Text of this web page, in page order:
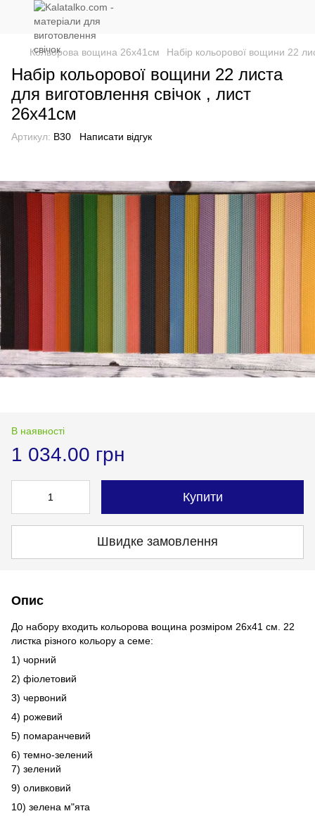
Кольорова вощина 26х41см Набір кольорової вощини 22
Набір кольорової вощини 22 листа
для виготовлення свічок , лист
26x41см
Артикул: В30 Написати відгук
В наявності
1 034.00 грн
Купити
Швидке замовлення
Опис
До набору входить кольорова вощина розміром 26х41 см. 22
листка різного кольору а семе:
1) чорний
2) фіолетовий
3) червоний
4) рожевий
5) помаранчевий
6) темно-зелений
7) зелений
9) оливковий
10) зелена м"ята